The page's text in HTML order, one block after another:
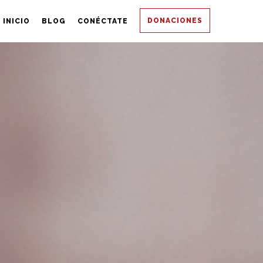
INICIO BLOG CONÉCTATE DONACIONES